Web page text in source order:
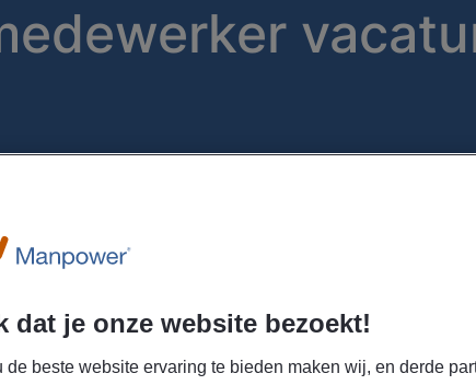
hier alles over het beroep
van cargomedewerker? Klik op de onderstaande
dat je onze website bezoekt!
de beste website ervaring te bieden maken wij, en derde